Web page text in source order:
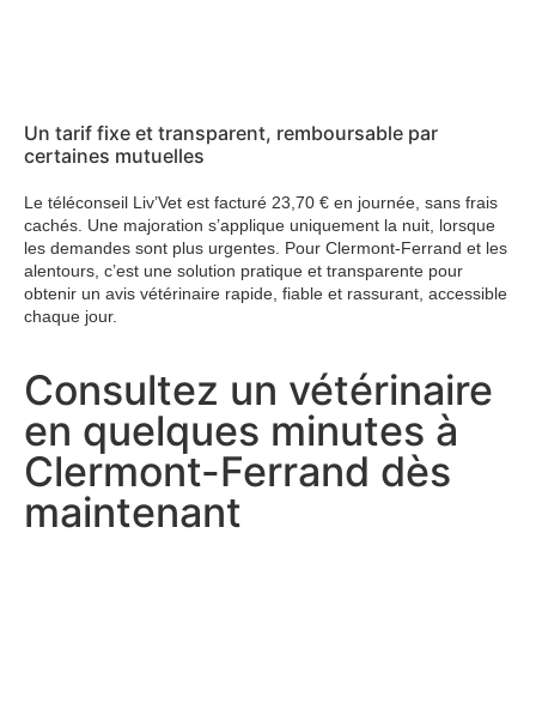
Un tarif fixe et transparent, remboursable par
certaines mutuelles
Le téléconseil Liv’Vet est facturé 23,70 € en journée, sans frais
cachés. Une majoration s’applique uniquement la nuit, lorsque
les demandes sont plus urgentes. Pour Clermont-Ferrand et les
alentours, c’est une solution pratique et transparente pour
obtenir un avis vétérinaire rapide, fiable et rassurant, accessible
chaque jour.
Consultez un vétérinaire
en quelques minutes à
Clermont-Ferrand dès
maintenant